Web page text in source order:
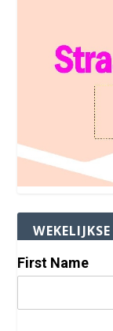
First Name